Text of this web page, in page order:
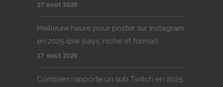
27 août 2025
Meilleure heure pour poster sur Instagram
en 2025 (par pays, niche et format)
27 août 2025
Combien rapporte un sub Twitch en 2025